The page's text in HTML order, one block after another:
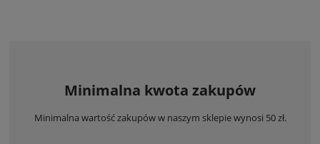
Minimalna kwota zakupów
Minimalna wartość zakupów w naszym sklepie wynosi 50 zł.